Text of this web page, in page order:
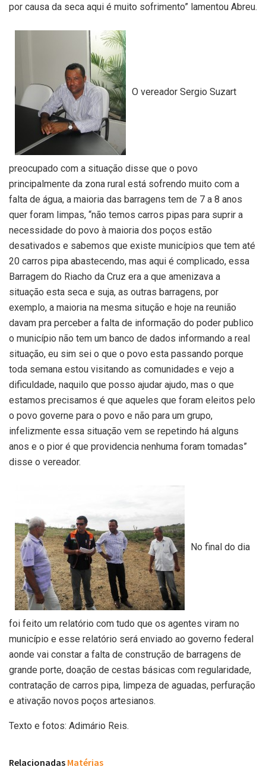
por causa da seca aqui é muito sofrimento” lamentou Abreu.
O vereador Sergio Suzart
preocupado com a situação disse que o povo
principalmente da zona rural está sofrendo muito com a
falta de água, a maioria das barragens tem de 7 a 8 anos
quer foram limpas, “não temos carros pipas para suprir a
necessidade do povo à maioria dos poços estão
desativados e sabemos que existe municípios que tem até
20 carros pipa abastecendo, mas aqui é complicado, essa
Barragem do Riacho da Cruz era a que amenizava a
situação esta seca e suja, as outras barragens, por
exemplo, a maioria na mesma situção e hoje na reunião
davam pra perceber a falta de informação do poder publico
o município não tem um banco de dados informando a real
situação, eu sim sei o que o povo esta passando porque
toda semana estou visitando as comunidades e vejo a
dificuldade, naquilo que posso ajudar ajudo, mas o que
estamos precisamos é que aqueles que foram eleitos pelo
o povo governe para o povo e não para um grupo,
infelizmente essa situação vem se repetindo há alguns
anos e o pior é que providencia nenhuma foram tomadas”
disse o vereador.
No final do dia
foi feito um relatório com tudo que os agentes viram no
município e esse relatório será enviado ao governo federal
aonde vai constar a falta de construção de barragens de
grande porte, doação de cestas básicas com regularidade,
contratação de carros pipa, limpeza de aguadas, perfuração
e ativação novos poços artesianos.
Texto e fotos: Adimário Reis.
Relacionadas Matérias